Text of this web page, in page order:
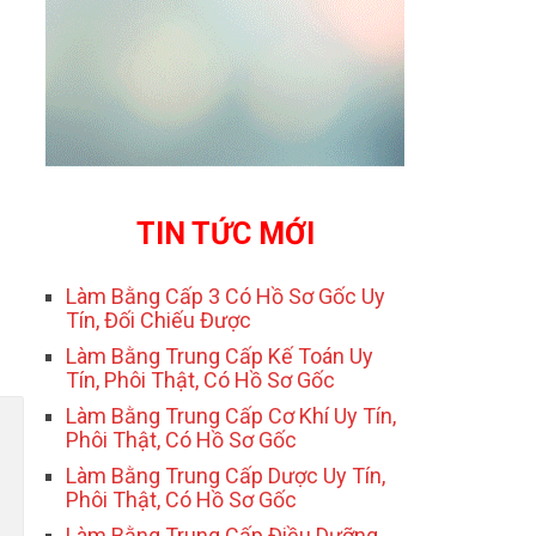
TIN TỨC MỚI
Làm Bằng Cấp 3 Có Hồ Sơ Gốc Uy
Tín, Đối Chiếu Được
Làm Bằng Trung Cấp Kế Toán Uy
Tín, Phôi Thật, Có Hồ Sơ Gốc
Làm Bằng Trung Cấp Cơ Khí Uy Tín,
Phôi Thật, Có Hồ Sơ Gốc
Làm Bằng Trung Cấp Dược Uy Tín,
Phôi Thật, Có Hồ Sơ Gốc